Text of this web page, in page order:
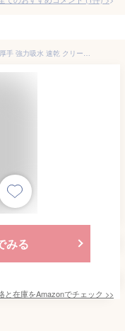
VKCHEF マイクロファイバークロス ふきん 厚手 強力吸水 速乾 クリーニングタオル キッチンタオル 業務用 ぞうきん 洗車 雑巾 食器 窓鏡 台拭き 【10枚 グレー 30*30cm】
みる
と在庫をAmazonでチェック >>